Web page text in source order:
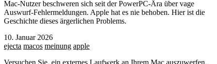
Mac-Nutzer beschweren sich seit der PowerPC-Ära über vage
Auswurf-Fehlermeldungen. Apple hat es nie behoben. Hier ist die
Geschichte dieses ärgerlichen Problems.
10. Januar 2026
ejecta macos meinung apple
Versuchen Sie, ein externes Laufwerk an Ihrem Mac auszuwerfen,